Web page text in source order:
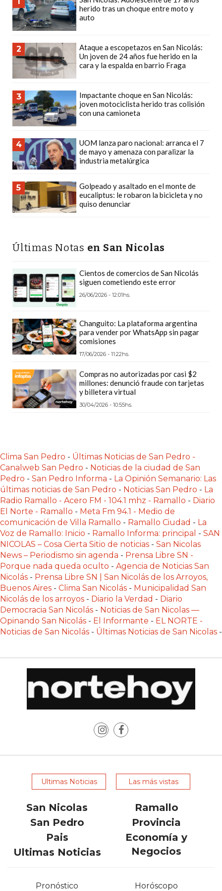
CÓMO
FUNCIONA:
TIENDAS
ONLINE
CON
POR
WHATSAPP
TIENDA
ONLINE
GRATIS
EN
CHANGUITO.COM.AR
VS
DE
WHATSAPP
CÓMO
PEDIDOS
DE
COMIDA
WHATSAPP:
LA
GUÍA
DELIVERIES
CREAR
UNA
TIENDA
ONLINE:
¿CUÁL
ES
LA
MEJOR
PLATAFORMA?
CHANGUITO.COM.AR,
LA
TIENDA
ONLINE
QUE
RECOMIENDAN
PARA
PAGAR
COMISIÓN
CREAR
COMISIÓN
herido tras un choque entre moto y
auto
2
Ataque a escopetazos en San Nicolás:
Un joven de 24 años fue herido en la
cara y la espalda en barrio Fraga
3
Impactante choque en San Nicolás:
joven motociclista herido tras colisión
con una camioneta
4
UOM lanza paro nacional: arranca el 7
de mayo y amenaza con paralizar la
industria metalúrgica
5
Golpeado y asaltado en el monte de
eucaliptus: le robaron la bicicleta y no
quiso denunciar
Últimas Notas en San Nicolas
Cientos de comercios de San Nicolás
siguen cometiendo este error
26/06/2026 - 12:01hs.
Changuito: La plataforma argentina
para vender por WhatsApp sin pagar
comisiones
17/06/2026 - 11:22hs.
Compras no autorizadas por casi $2
millones: denunció fraude con tarjetas
y billetera virtual
30/04/2026 - 10:55hs.
Clima San Pedro - Últimas Noticias de San Pedro -
Canalweb San Pedro - Noticias de la ciudad de San
Pedro - San Pedro Informa - La Opinión Semanario: Las
últimas noticias de San Pedro - Noticias San Pedro - La
Radio Ramallo - Acero FM - 104.1 mhz - Ramallo - Diario
El Norte - Ramallo - Meta Fm 94.1 - Medio de
comunicación de Villa Ramallo - Ramallo Ciudad - La
Voz de Ramallo: Inicio - Ramallo Informa: principal - SAN
NICOLAS – Cosa Cierta Sitio de noticias - San Nicolas
News – Periodismo sin agenda - Prensa Libre SN -
Porque nada queda oculto - Agencia de Noticias San
Nicolás - Prensa Libre SN | San Nicolás de los Arroyos,
Buenos Aires - Clima San Nicolás - Municipalidad San
Nicolás de los arroyos - Diario la Verdad - Diario
Democracia San Nicolás - Noticias de San Nicolas —
Opinando San Nicolás - El Informante - EL NORTE -
Noticias de San Nicolás - Últimas Noticias de San Nicolas -
Ultimas Noticias Las más vistas
San Nicolas
Ramallo
San Pedro
Provincia
Pais
Economía y
Negocios
Ultimas Noticias
Pronóstico Horóscopo